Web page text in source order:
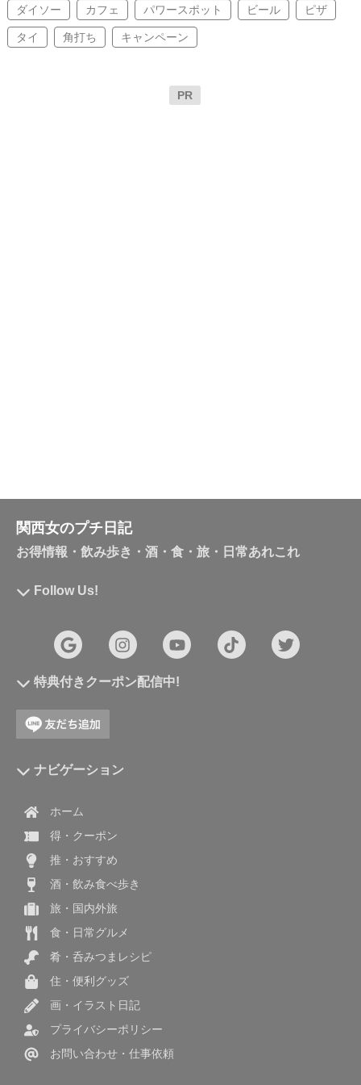
ダイソー カフェ パワースポット ビール ピザ
タイ 角打ち キャンペーン
PR
関西女のプチ日記
お得情報・飲み歩き・酒・食・旅・日常あれこれ
Follow Us!
特典付きクーポン配信中!
ナビゲーション
ホーム
得・クーポン
推・おすすめ
酒・飲み食べ歩き
旅・国内外旅
食・日常グルメ
肴・呑みつまレシピ
住・便利グッズ
画・イラスト日記
プライバシーポリシー
お問い合わせ・仕事依頼